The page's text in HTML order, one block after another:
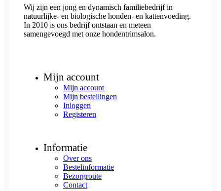
Wij zijn een jong en dynamisch familiebedrijf in
natuurlijke- en biologische honden- en kattenvoeding.
In 2010 is ons bedrijf ontstaan en meteen
samengevoegd met onze hondentrimsalon.
Mijn account
Mijn account
Mijn bestellingen
Inloggen
Registeren
Informatie
Over ons
Bestelinformatie
Bezorgroute
Contact